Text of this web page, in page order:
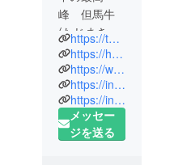
峰 但馬牛
(たじまきゅ
う)その中で
もさらに特
別な上田畜
産の『但馬
玄(たじまぐ
ろ)』ブラン
https://tajima-garden.jp
https://hachikita.jp
https://www.instagram.com/akito.tamaru0077/
https://instagram.com/tajima.garden/
https://instagram.com/hachikita.view/
メッセー
ジを送る